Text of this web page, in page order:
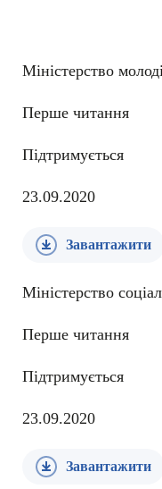
Міністерство
Перше читання
Підтримується
23.09.2020
Завантажити
Міністерство
Перше читання
Підтримується
23.09.2020
Завантажити